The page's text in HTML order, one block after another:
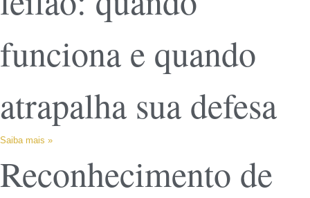
funciona e quando
atrapalha sua defesa
Saiba mais »
Reconhecimento de